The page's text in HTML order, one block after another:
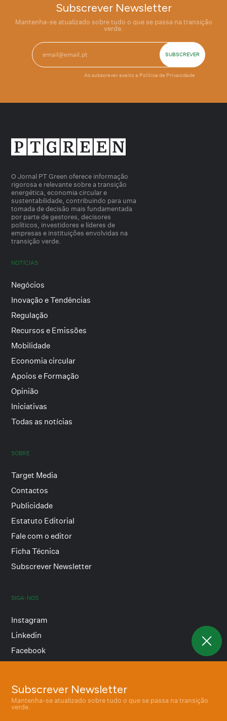
Subscrever Newsletter
Mantenha-se atualizado sobre tudo o que se passa na transição
verde.
Subscrever Newsletter
Mantenha-se atualizado sobre tudo o que se passa na transição
verde.
Ao subscrever aceito a Política de Privacidade
O Jornal PT Green oferece informação
rigorosa e relevante sobre a transição
energética, economia circular e
sustentabilidade, contribuindo para uma
tomada de decisão mais fundamentada
por parte de gestores, decisores
políticos, investidores e líderes de
empresas e instituições envolvidas na
transição verde.
NOTÍCIAS
Negócios
Inovação e Tendências
Regulação
Recursos e Emissões
Mobilidade
Economia circular
Apoios e Formação
Opinião
Iniciativas
Todas as notícias
SOBRE
Target Media
Contactos
Publicidade
Estatuto Editorial
Fale com o editor
Ficha Técnica
Subscrever Newsletter
SIGA-NOS
Instagram
Linkedin
Facebook
Termos e condições
Política de privacidade